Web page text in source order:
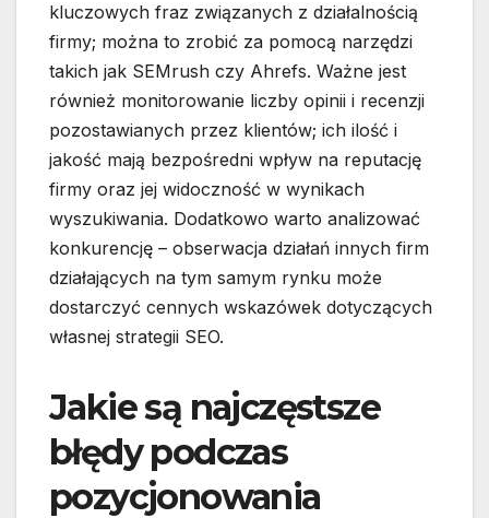
kluczowych fraz związanych z działalnością
firmy; można to zrobić za pomocą narzędzi
takich jak SEMrush czy Ahrefs. Ważne jest
również monitorowanie liczby opinii i recenzji
pozostawianych przez klientów; ich ilość i
jakość mają bezpośredni wpływ na reputację
firmy oraz jej widoczność w wynikach
wyszukiwania. Dodatkowo warto analizować
konkurencję – obserwacja działań innych firm
działających na tym samym rynku może
dostarczyć cennych wskazówek dotyczących
własnej strategii SEO.
Jakie są najczęstsze
błędy podczas
pozycjonowania